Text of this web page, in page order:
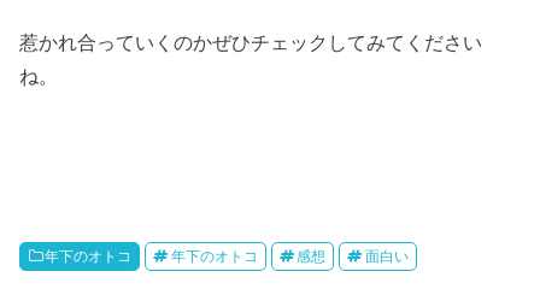
惹かれ合っていくのかぜひチェックしてみてください
ね。
年下のオトコ 年下のオトコ 感想 面白い